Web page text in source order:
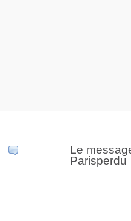
…
Le
Parisperdu